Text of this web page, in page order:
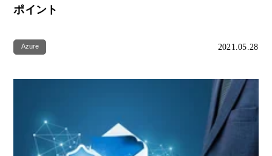
ポイント
Azure 2021.05.28